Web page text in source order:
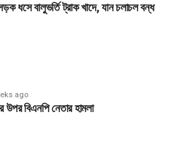
ধসে বালুভর্তি ট্রাক খাদে, যান চলাচল বন্ধ
ago
উপর বিএনপি নেতার হামলা